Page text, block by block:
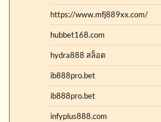
https://www.mfj889xx.com/
hubbet168.com
hydra888 สล็อต
ib888pro.bet
ib888pro.bet
infyplus888.com